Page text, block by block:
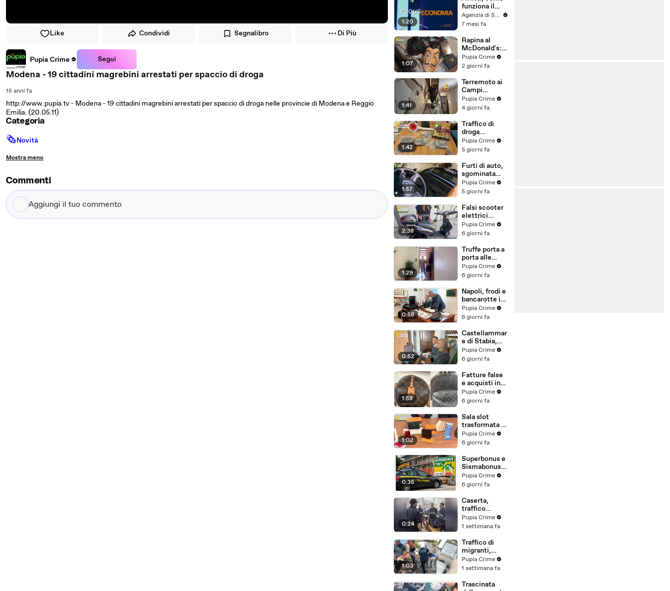
Like Condividi Segnalibro Di Più
Pupia Crime Segui
Modena - 19 cittadini magrebini arrestati per spaccio di droga
15 anni fa
http://www.pupia.tv - Modena - 19 cittadini magrebini arrestati per spaccio di droga nelle provincie di Modena e Reggio
Emilia. (20.05.11)
Categoria
🗞Novità
Mostra meno
Commenti
Aggiungi
il
1:20
funziona il
canone
concordato
Agenzia di Stampa ITALPRESS
7 mesi fa
1:07
Rapina al
McDonald's:
cinque arresti,
due indagati
spaccio di
droga
(03.08.26)
Pupia Crime
2 giorni fa
1:41
Terremoto ai
Campi
Flegrei: 250
sfollati e 21
residenti
chiedono
certezze sul
futuro
(01.08.26)
Pupia Crime
4 giorni fa
1:42
Traffico di
droga
"ispirato" da
serie tv e trap:
(31.07.26)
Pupia Crime
5 giorni fa
1:57
Furti di auto,
sgominata
banda
specializzata:
(31.07.26)
Pupia Crime
5 giorni fa
2:38
Falsi scooter
elettrici
venduti come
e-bike:
5 milioni
(30.07.26)
Pupia Crime
6 giorni fa
1:29
Truffe porta a
porta alle
anziane: in 6 a
processo,
vittime in
tutta Italia
(30.07.26)
Pupia Crime
6 giorni fa
0:58
Napoli, frodi e
bancarotte in
commercio
vini:
7,8 milioni
(30.07.26)
Pupia Crime
6 giorni fa
0:52
Castellammar
e di Stabia,
evasione
fiscale:
beni per 1,6
milioni ad un
consorzio
navale
(29.07.26)
Pupia Crime
6 giorni fa
1:58
Fatture false
e acquisti in
nero, blitz
contro rete di
cinesi
sequestri per
8,5 milioni
(29.07.26)
Pupia Crime
6 giorni fa
1:02
Sala slot
trasformata in
"bancomat":
sequestrati
220mila euro
a due coniugi
(29.07.26)
Pupia Crime
6 giorni fa
0:35
Superbonus e
Sismabonus,
sequestrati
beni per 1,4
scoperto
sistema con
false
abitazioni
(29.07.26)
Pupia Crime
6 giorni fa
0:24
Caserta,
traffico
internazionale
di cocaina:
latitante
nigeriano
ricercato dal
2019
(28.07.26)
Pupia Crime
1 settimana fa
1:03
Traffico di
migranti,
smantellata
rete tra
altre 9
Pupia Crime
1 settimana fa
Trascinata